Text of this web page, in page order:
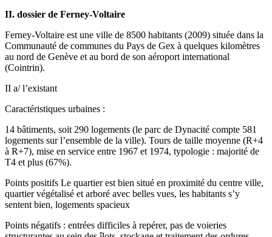
II. dossier de Ferney-Voltaire
Ferney-Voltaire est une ville de 8500 habitants (2009) située dans la
Communauté de communes du Pays de Gex à quelques kilomètres
au nord de Genève et au bord de son aéroport international
(Cointrin).
II a/ l’existant
Caractéristiques urbaines :
14 bâtiments, soit 290 logements (le parc de Dynacité compte 581
logements sur l’ensemble de la ville). Tours de taille moyenne (R+4
à R+7), mise en service entre 1967 et 1974, typologie : majorité de
T4 et plus (67%).
Points positifs Le quartier est bien situé en proximité du centre ville,
quartier végétalisé et arboré avec belles vues, les habitants s’y
sentent bien, logements spacieux
Points négatifs : entrées difficiles à repérer, pas de voieries